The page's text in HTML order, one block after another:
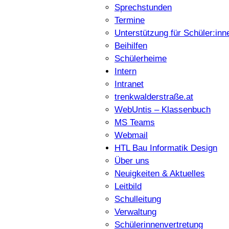
Sprechstunden
Termine
Unterstützung für
Beihilfen
Schülerheime
Intern
Intranet
trenkwalderstraße.at
WebUntis – Klassenbuch
MS Teams
Webmail
HTL Bau Informatik Design
Über uns
Neuigkeiten & Aktuelles
Leitbild
Schulleitung
Verwaltung
Schülerinnenvertretung